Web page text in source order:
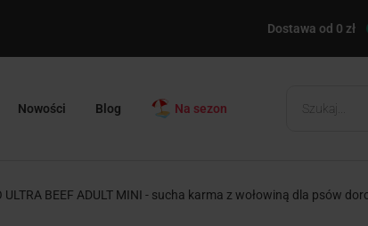
Dostawa od 0 zł
Nowości Blog Na sezon
ULTRA BEEF ADULT MINI - sucha karma z wołowiną dla psów